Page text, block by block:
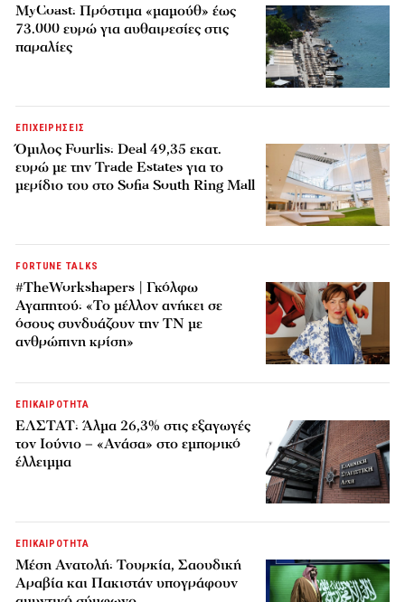
MyCoast: Πρόστιμα «μαμούθ» έως
73.000 ευρώ για αυθαιρεσίες στις
παραλίες
ΕΠΙΧΕΙΡΗΣΕΙΣ
Όμιλος Fourlis: Deal 49,35 εκατ.
ευρώ με την Trade Estates για το
μερίδιο του στο Sofia South Ring Mall
FORTUNE TALKS
#TheWorkshapers | Γκόλφω
Αγαπητού: «Το μέλλον ανήκει σε
όσους συνδυάζουν την ΤΝ με
ανθρώπινη κρίση»
ΕΠΙΚΑΙΡΟΤΗΤΑ
ΕΛΣΤΑΤ: Άλμα 26,3% στις εξαγωγές
τον Ιούνιο – «Ανάσα» στο εμπορικό
έλλειμμα
ΕΠΙΚΑΙΡΟΤΗΤΑ
Μέση Ανατολή: Τουρκία, Σαουδική
Αραβία και Πακιστάν υπογράφουν